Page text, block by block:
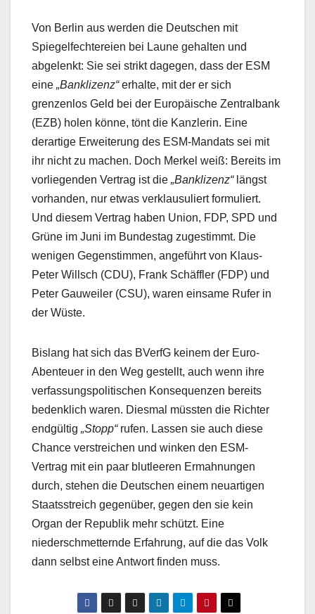
Von Berlin aus werden die Deutschen mit
Spiegelfechtereien bei Laune gehalten und
abgelenkt: Sie sei strikt dagegen, dass der ESM
eine „Banklizenz“erhalte, mit der er sich
grenzenlos Geld bei der Europäische Zentralbank
(EZB) holen könne, tönt die Kanzlerin. Eine
derartige Erweiterung des ESM-Mandats sei mit
ihr nicht zu machen. Doch Merkel weiß: Bereits im
vorliegenden Vertrag ist die „Banklizenz“längst
vorhanden, nur etwas verklausuliert formuliert.
Und diesem Vertrag haben Union, FDP, SPD und
Grüne im Juni im Bundestag zugestimmt. Die
wenigen Gegenstimmen, angeführt von Klaus-
Peter Willsch (CDU), Frank Schäffler (FDP) und
Peter Gauweiler (CSU), waren einsame Rufer in
der Wüste.
Bislang hat sich das BVerfG keinem der Euro-
Abenteuer in den Weg gestellt, auch wenn ihre
verfassungspolitischen Konsequenzen bereits
bedenklich waren. Diesmal müssten die Richter
endgültig „Stopp“rufen. Lassen sie auch diese
Chance verstreichen und winken den ESM-
Vertrag mit ein paar blutleeren Ermahnungen
durch, stehen die Deutschen einem neuartigen
Staatsstreich gegenüber, gegen den sie kein
Organ der Republik mehr schützt. Eine
niederschmetternde Erfahrung, auf die das Volk
dann selbst eine Antwort finden muss.